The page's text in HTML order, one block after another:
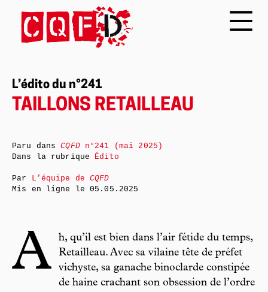
L’édito du n°241
TAILLONS RETAILLEAU
A
h, qu’il est bien dans l’air fétide du temps,
Retailleau. Avec sa vilaine tête de préfet
vichyste, sa ganache binoclarde constipée
de haine crachant son obsession de l’ordre
Paru dansCQFDn°241 (mai 2025)
Dans la rubrique Édito
Par L’équipe deCQFD
Mis en ligne le05.05.2025